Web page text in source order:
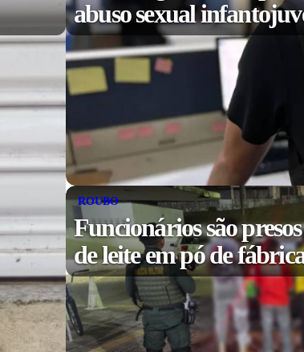
abuso sexual
ROUBO
Funcionários são
de leite em pó de